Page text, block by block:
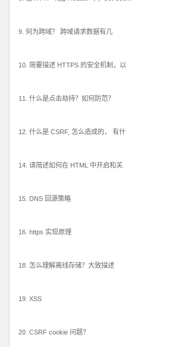
9. 何为跨域？ 跨域请求数据有几
10. 简要描述 HTTPS 的安全机制，以
11. 什么是点击劫持？如何防范？
12. 什么是 CSRF, 怎么造成的， 有什
14. 请简述如何在 HTML 中开启和关
15. DNS 回源策略
16. https 实现原理
18. 怎么理解离线存储？大致描述
19. XSS
20. CSRF cookie 问题？